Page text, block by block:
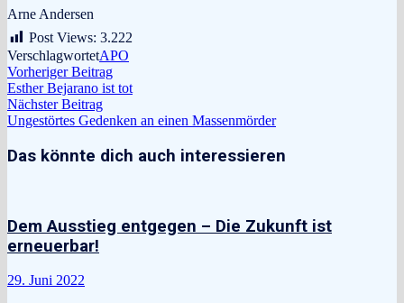
Arne Andersen
Post Views: 3.222
VerschlagwortetAPO
Beitragsnavigation
Vorheriger BeitragVorheriger
Beitrag:
Esther Bejarano ist tot
Nächster BeitragNächster
Beitrag:
Ungestörtes Gedenken an einen Massenmörder
Das könnte dich auch interessieren
Dem Ausstieg entgegen – Die Zukunft ist
erneuerbar!
29. Juni 2022